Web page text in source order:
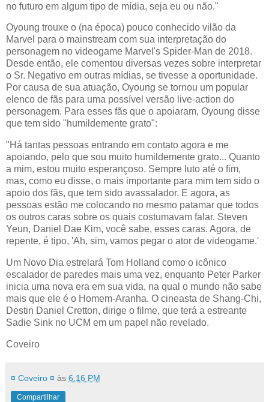
no futuro em algum tipo de mídia, seja eu ou não."
Oyoung trouxe o (na época) pouco conhecido vilão da
Marvel para o mainstream com sua interpretação do
personagem no videogame Marvel's Spider-Man de 2018.
Desde então, ele comentou diversas vezes sobre interpretar
o Sr. Negativo em outras mídias, se tivesse a oportunidade.
Por causa de sua atuação, Oyoung se tornou um popular
elenco de fãs para uma possível versão live-action do
personagem. Para esses fãs que o apoiaram, Oyoung disse
que tem sido "humildemente grato":
"Há tantas pessoas entrando em contato agora e me
apoiando, pelo que sou muito humildemente grato... Quanto
a mim, estou muito esperançoso. Sempre luto até o fim,
mas, como eu disse, o mais importante para mim tem sido o
apoio dos fãs, que tem sido avassalador. E agora, as
pessoas estão me colocando no mesmo patamar que todos
os outros caras sobre os quais costumavam falar. Steven
Yeun, Daniel Dae Kim, você sabe, esses caras. Agora, de
repente, é tipo, 'Ah, sim, vamos pegar o ator de videogame.'
Um Novo Dia estrelará Tom Holland como o icônico
escalador de paredes mais uma vez, enquanto Peter Parker
inicia uma nova era em sua vida, na qual o mundo não sabe
mais que ele é o Homem-Aranha. O cineasta de Shang-Chi,
Destin Daniel Cretton, dirige o filme, que terá a estreante
Sadie Sink no UCM em um papel não revelado.
Coveiro
¤ Coveiro ¤ às 6:16 PM
Compartilhar